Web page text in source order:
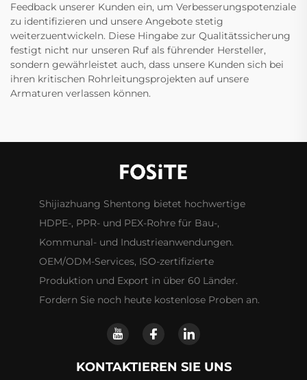
Feedback unserer Kunden ein, um Verbesserungspotenziale
zu identifizieren und unsere Angebote stetig
weiterzuentwickeln. Diese Hingabe zur Qualitätssicherung
festigt nicht nur unseren Ruf als führender Hersteller,
sondern gewährleistet auch, dass unsere Kunden sich bei
ihren kritischen Rohrleitungsprojekten auf unsere
Armaturen verlassen können.
Shijiazhuang Shentong bietet hochwertige
HDPE-, PPR- und PEX-Rohre für Bau-,
Kommunal- und Industrieanwendungen.
OEM/ODM-Services, ISO-zertifizierte
Produktion und Export in über 60 Länder.
Fordern Sie noch heute kostenlose Proben an.
KONTAKTIEREN SIE UNS